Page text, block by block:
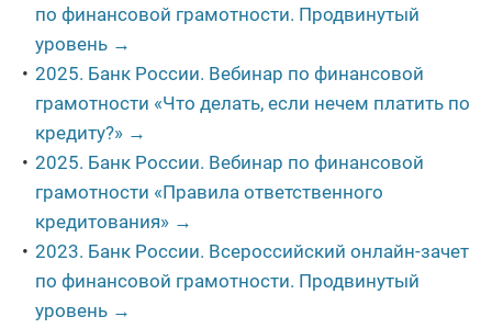
по финансовой грамотности. Продвинутый
уровень →
2025. Банк России. Вебинар по финансовой
грамотности «Что делать, если нечем платить по
кредиту?» →
2025. Банк России. Вебинар по финансовой
грамотности «Правила ответственного
кредитования» →
2023. Банк России. Всероссийский онлайн-зачет
по финансовой грамотности. Продвинутый
уровень →